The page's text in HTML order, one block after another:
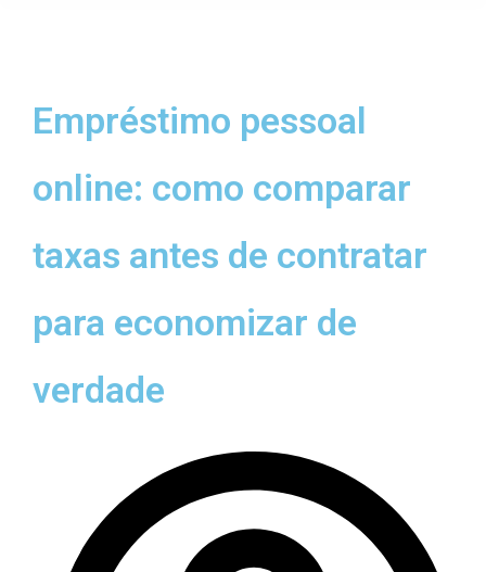
Empréstimo pessoal
online: como comparar
taxas antes de contratar
para economizar de
verdade